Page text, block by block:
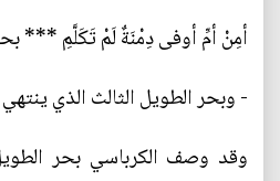
أمِنْ أمِّ أوفى دِمْنَةٌ لَمْ تَكَلَّمِ ***
- وبحر الطويل الثالث الذي
وقد وصف الكرباسي بحر